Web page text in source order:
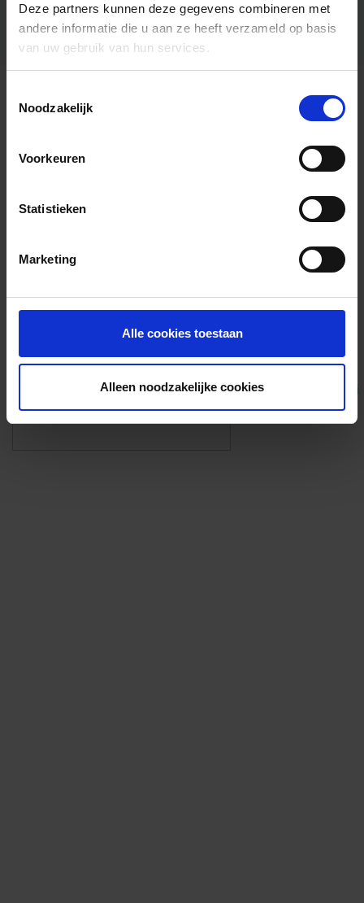
Deze partners kunnen deze gegevens combineren met
andere informatie die u aan ze heeft verzameld op basis
van uw gebruik van hun services.
Noodzakelijk
Voorkeuren
Statistieken
Marketing
Alle cookies toestaan
Alleen noodzakelijke cookies
Algemene informatie
Foto’s ({{photos.length}})
Eigen foto’s